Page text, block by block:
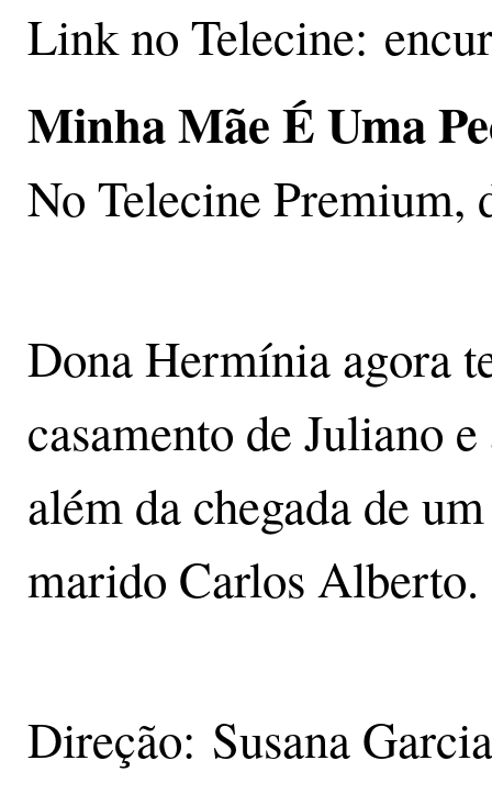
Link no Telecine:
Minha Mãe É Uma
No Telecine Premium,
Dona Hermínia agora
casamento de Juliano
além da chegada de
marido Carlos Alberto.
Direção: Susana Garcia